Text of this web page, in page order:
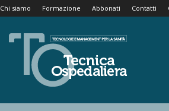
Chi siamo Formazione Abbonati Contatti
Tecnica
Ospedaliera